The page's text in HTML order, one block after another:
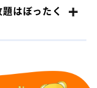
はぼったく